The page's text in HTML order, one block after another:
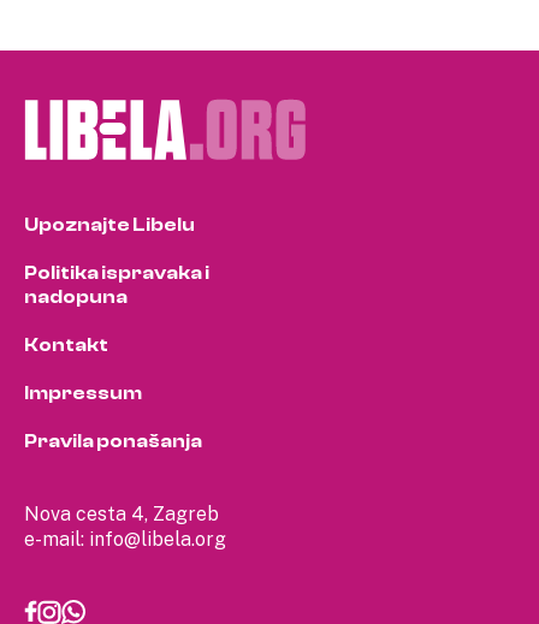
Nova cesta 4, Zagreb
e-mail: info@libela.org
Upoznajte Libelu
Politika ispravaka i
nadopuna
Kontakt
Impressum
Pravila ponašanja